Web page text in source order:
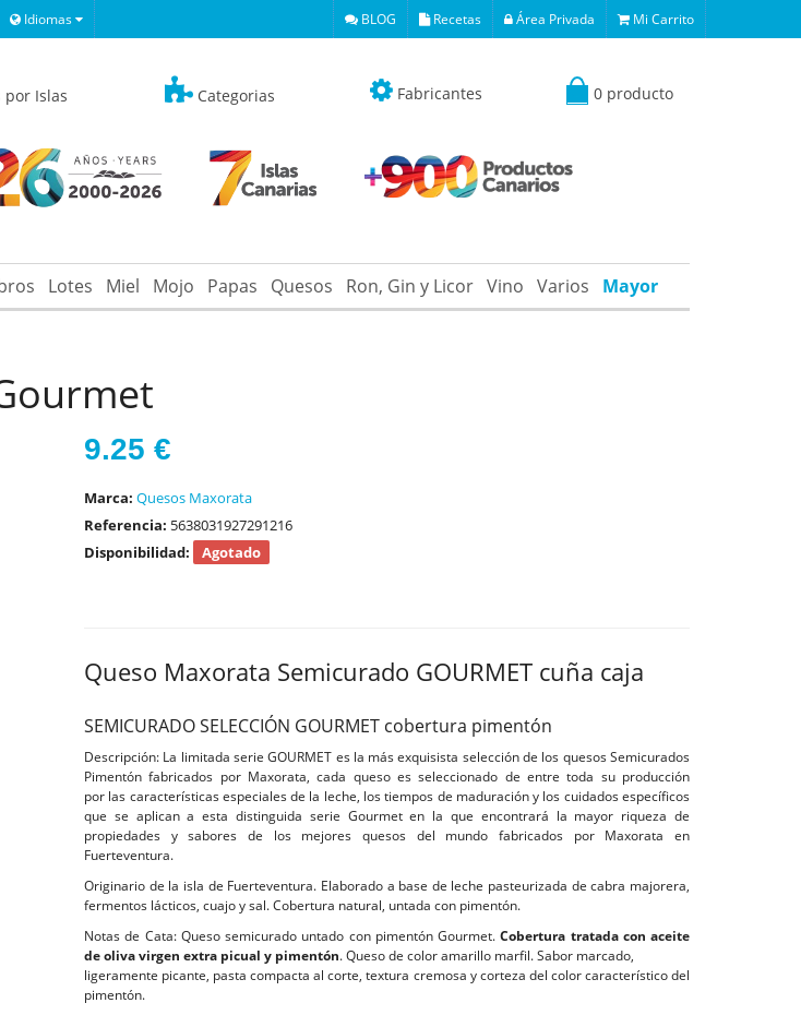
Idiomas BLOG Recetas Área Privada Mi Carrito
por Islas Categorias Fabricantes 0 producto
Lotes Miel Mojo Papas Quesos Ron, Gin y Licor Vino Varios Mayor
9.25 €
Marca: Quesos Maxorata
Referencia: 5638031927291216
Disponibilidad:
Agotado
Queso Maxorata Semicurado GOURMET cuña caja
SEMICURADO SELECCIÓN GOURMET cobertura pimentón
Descripción: La limitada serie GOURMET es la más exquisista selección de los quesos Semicurados
Pimentón fabricados por Maxorata, cada queso es seleccionado de entre toda su producción
por las características especiales de la leche, los tiempos de maduración y los cuidados específicos
que se aplican a esta distinguida serie Gourmet en la que encontrará la mayor riqueza de
propiedades y sabores de los mejores quesos del mundo fabricados por Maxorata en
Fuerteventura.
Originario de la isla de Fuerteventura. Elaborado a base de leche pasteurizada de cabra majorera,
fermentos lácticos, cuajo y sal. Cobertura natural, untada con pimentón.
Notas de Cata: Queso semicurado untado con pimentón Gourmet.Cobertura tratada con aceite
de oliva virgen extra picual y pimentón. Queso de color amarillo marfil. Sabor marcado,
ligeramente picante, pasta compacta al corte, textura cremosa y corteza del color característico del
pimentón.